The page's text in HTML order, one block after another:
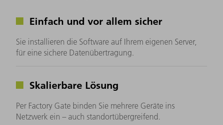
Einfach und vor allem sicher
Sie installieren die Software auf Ihrem eigenen Server,
für eine sichere Datenübertragung.
Skalierbare Lösung
Per Factory Gate binden Sie mehrere Geräte ins
Netzwerk ein – auch standortübergreifend.